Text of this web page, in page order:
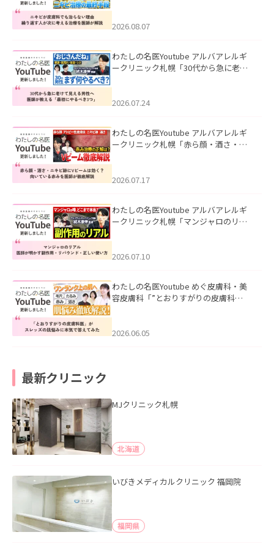
ました。
2026.08.07
わたしの名医Youtube アルバアレルギ
ークリニック札幌「30代から急に老け
た。
2026.07.24
わたしの名医Youtube アルバアレルギ
ークリニック札幌「赤ら顔・酒さ・ニ
した。
2026.07.17
わたしの名医Youtube アルバアレルギ
ークリニック札幌「マンジャロのリア
た。
2026.07.10
わたしの名医Youtube めぐ皮膚科・美
容皮膚科「”とおりすがりの皮膚科
2026.06.05
最新クリニック
MJクリニック札幌
北海道
いびきメディカルクリニック 福岡院
福岡県